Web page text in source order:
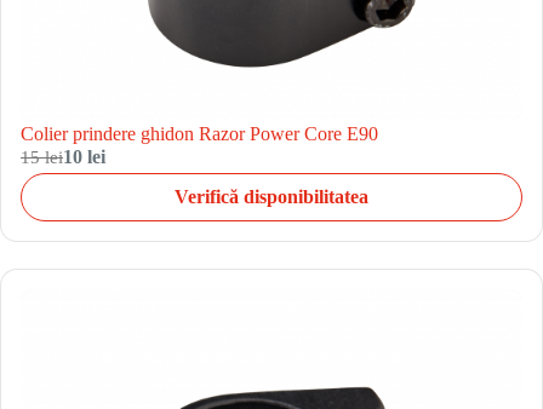
Colier prindere ghidon Razor Power Core E90
15 lei10 lei
Verifică disponibilitatea